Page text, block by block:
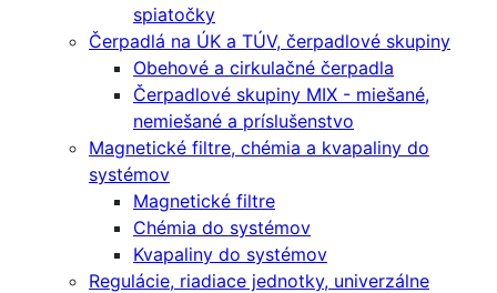
spiatočky
Čerpadlá na ÚK a TÚV, čerpadlové skupiny
Obehové a cirkulačné čerpadla
Čerpadlové skupiny MIX - miešané,
nemiešané a príslušenstvo
Magnetické filtre, chémia a kvapaliny do
systémov
Magnetické filtre
Chémia do systémov
Kvapaliny do systémov
Regulácie, riadiace jednotky, univerzálne